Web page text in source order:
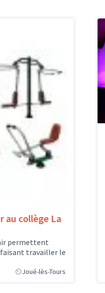
au collège La
permettent
travailler le
Joué-lès-Tours